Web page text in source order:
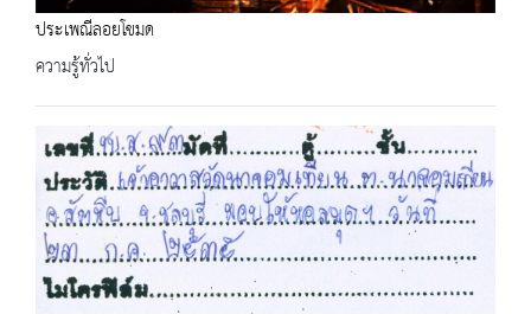
ประเพณีลอยโขมด
ความรู้ทั่วไป